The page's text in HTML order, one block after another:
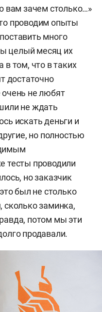
вам зачем столько…»
проводим опыты
много
целый месяц их
в том, что в таких
достаточно
очень не любят
не ждать
искатьденьги и
но полностью
тесты проводили
но заказчик
был не столько
, сколько заминка,
потом мы эти
продавали.